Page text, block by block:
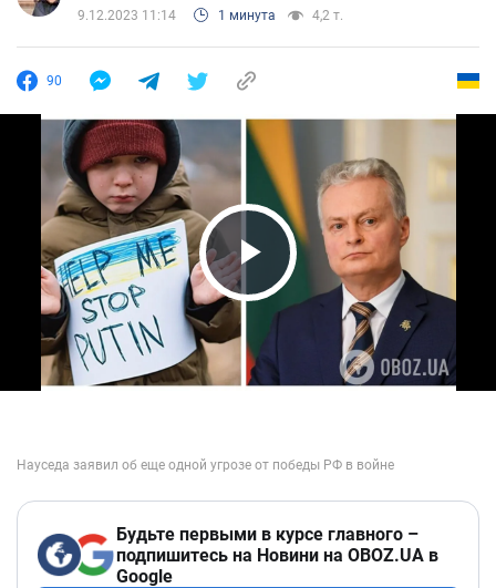
9.12.2023 11:14 1 минута 4,2 т.
90
Play Video
Будьте первыми в курсе главного –
подпишитесь на Новини на OBOZ.UA в
Google